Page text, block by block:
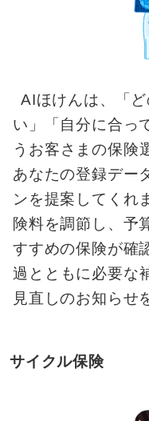
AIほけんは、「
い」「自分に合っ
うお客さまの保険
あなたの登録デー
ンを提案してくれ
険料を調節し、予
すすめの保険が確
過とともに必要な
見直しのお知らせ
サイクル保険